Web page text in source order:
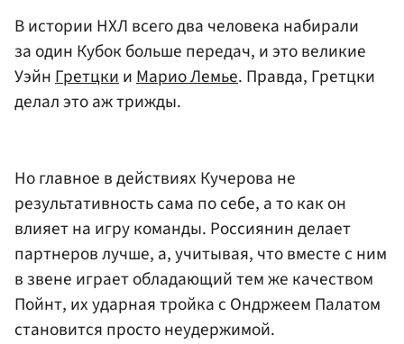
В истории НХЛ всего два человека набирали
за один Кубок больше передач, и это великие
Уэйн Гретцки и Марио Лемье. Правда, Гретцки
делал это аж трижды.
Но главное в действиях Кучерова не
результативность сама по себе, а то как он
влияет на игру команды. Россиянин делает
партнеров лучше, а, учитывая, что вместе с ним
в звене играет обладающий тем же качеством
Пойнт, их ударная тройка с Ондржеем Палатом
становится просто неудержимой.